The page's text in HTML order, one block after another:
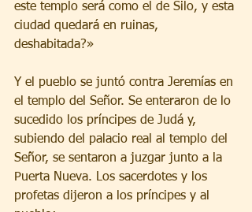
este templo será como el de Silo, y esta
ciudad quedará en ruinas,
deshabitada?»
Y el pueblo se juntó contra Jeremías en
el templo del Señor. Se enteraron de lo
sucedido los príncipes de Judá y,
subiendo del palacio real al templo del
Señor, se sentaron a juzgar junto a la
Puerta Nueva. Los sacerdotes y los
profetas dijeron a los príncipes y al